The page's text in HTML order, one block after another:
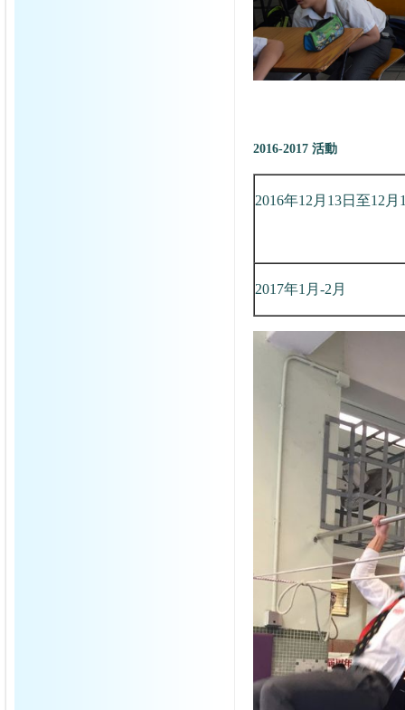
2016-2017 活動
2016年12月13日至12月
2017年1月-2月